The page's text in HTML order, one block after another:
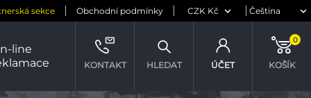
sekce Obchodní podmínky
line
KONTAKT HLEDAT ÚČET KOŠÍK
0